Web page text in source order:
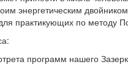
энергетическим
практикующих по методу
программ нашего